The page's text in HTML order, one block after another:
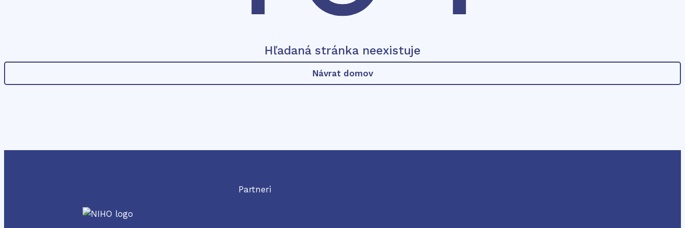
Hľadaná stránka neexistuje
Návrat domov
Partneri